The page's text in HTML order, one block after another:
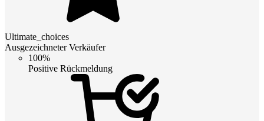
Ultimate_choices
Ausgezeichneter Verkäufer
100%
Positive Rückmeldung